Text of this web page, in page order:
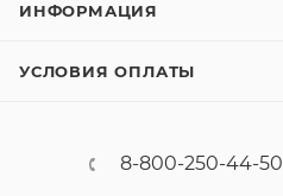
ИНФОРМАЦИЯ
УСЛОВИЯ ОПЛАТЫ
8-800-250-44-50